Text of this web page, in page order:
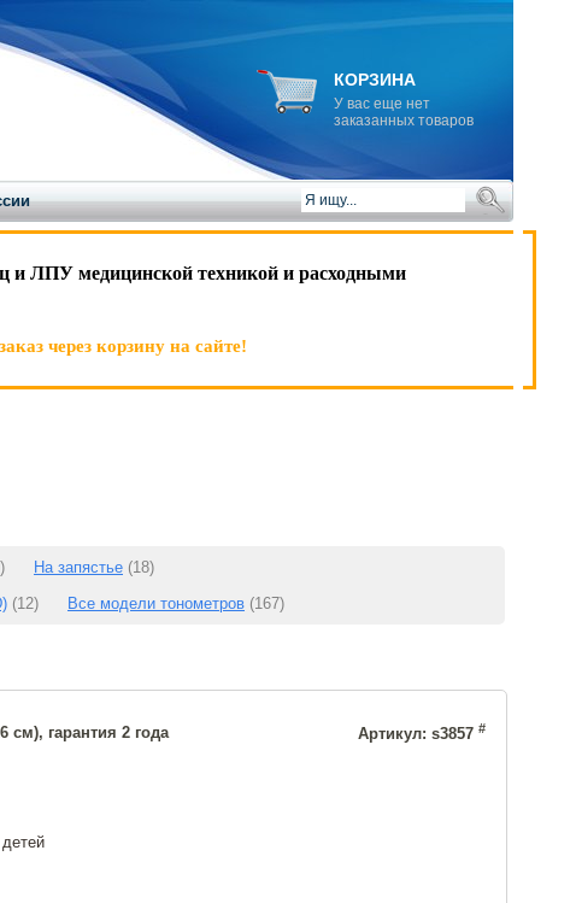
КОРЗИНА
У вас еще нет
заказанных товаров
и ЛПУ медицинской техникой и расходными
через корзину на сайте!
На запястье (18)
(12) Все модели тонометров (167)
см), гарантия 2 года Артикул: s3857 #